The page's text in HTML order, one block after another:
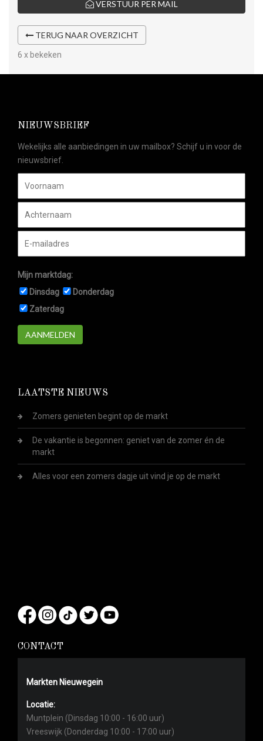
VERSTUUR PER MAIL
TERUG NAAR OVERZICHT
6 x bekeken
NIEUWSBRIEF
Wekelijks alle aanbiedingen in uw mailbox? Schijf u in voor de
nieuwsbrief.
Mijn marktdag:
Dinsdag
Donderdag
Zaterdag
AANMELDEN
LAATSTE NIEUWS
Zomers genieten begint op de markt
De vakantie is begonnen: geniet van de zomer én de
markt
Alles voor een zomers dagje uit vind je op de markt
CONTACT
Markten Nieuwegein
Locatie:
Muntplein (Dinsdag 10:00 - 16:00 uur)
Vreeswijk (Donderdag 10:00 - 17:00 uur)